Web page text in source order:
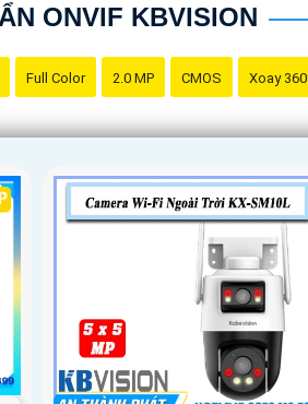
ONVIF KBVISION
Full Color 2.0 MP CMOS Xoay 360